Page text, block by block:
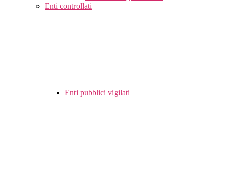
Enti controllati
Enti pubblici vigilati